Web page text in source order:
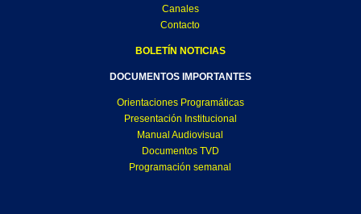
Canales
Contacto
BOLETÍN NOTICIAS
DOCUMENTOS IMPORTANTES
Orientaciones Programáticas
Presentación Institucional
Manual Audiovisual
Documentos TVD
Programación semanal